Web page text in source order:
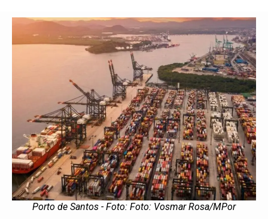
Porto de Santos - Foto: Foto: Vosmar Rosa/MPor